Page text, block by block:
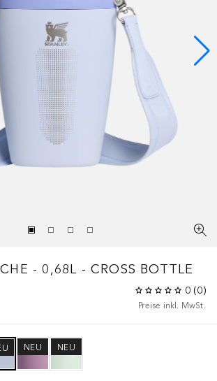
- 0,68L - CROSS BOTTLE
0 (0)
Preise inkl. MwSt.
NEU NEU